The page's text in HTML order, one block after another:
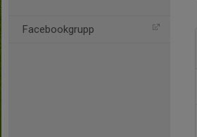
Facebookgrupp